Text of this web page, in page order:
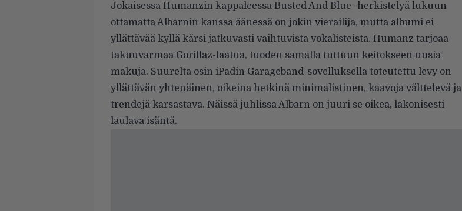
Jokaisessa Humanzin kappaleessa Busted And Blue -herkistelyä lukuun
ottamatta Albarnin kanssa äänessä on jokin vierailija, mutta albumi ei
yllättävää kyllä kärsi jatkuvasti vaihtuvista vokalisteista. Humanz tarjoaa
takuuvarmaa Gorillaz-laatua, tuoden samalla tuttuun keitokseen uusia
makuja. Suurelta osin iPadin Garageband-sovelluksella toteutettu levy on
yllättävän yhtenäinen, oikeina hetkinä minimalistinen, kaavoja välttelevä ja
trendejä karsastava. Näissä juhlissa Albarn on juuri se oikea, lakonisesti
laulava isäntä.